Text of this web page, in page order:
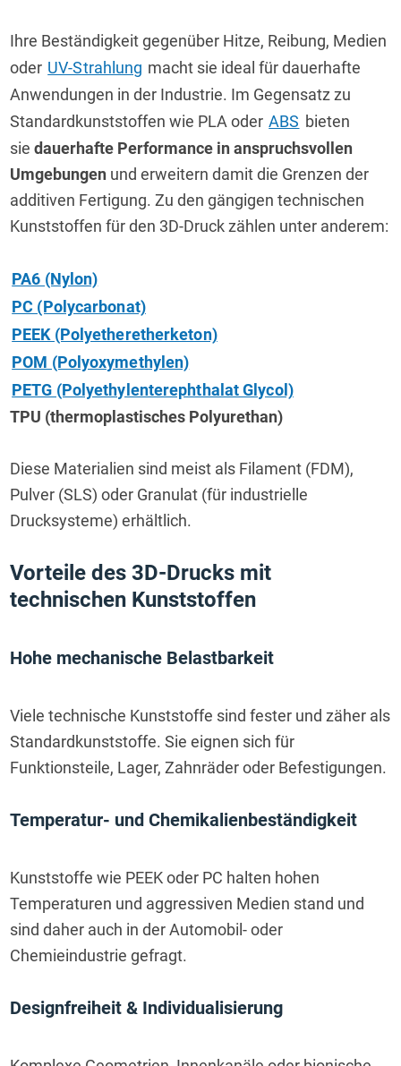
Ihre Beständigkeit gegenüber Hitze, Reibung, Medien
oder UV-Strahlung macht sie ideal für dauerhafte
Anwendungen in der Industrie. Im Gegensatz zu
Standardkunststoffen wie PLA oder ABS bieten
sie dauerhafte Performance in anspruchsvollen
Umgebungen und erweitern damit die Grenzen der
additiven Fertigung. Zu den gängigen technischen
Kunststoffen für den 3D-Druck zählen unter anderem:
PA6 (Nylon)
PC (Polycarbonat)
PEEK (Polyetheretherketon)
POM (Polyoxymethylen)
PETG (Polyethylenterephthalat Glycol)
TPU (thermoplastisches Polyurethan)
Diese Materialien sind meist als Filament (FDM),
Pulver (SLS) oder Granulat (für industrielle
Drucksysteme) erhältlich.
Vorteile des 3D-Drucks mit
technischen Kunststoffen
Hohe mechanische Belastbarkeit
Viele technische Kunststoffe sind fester und zäher als
Standardkunststoffe. Sie eignen sich für
Funktionsteile, Lager, Zahnräder oder Befestigungen.
Temperatur- und Chemikalienbeständigkeit
Kunststoffe wie PEEK oder PC halten hohen
Temperaturen und aggressiven Medien stand und
sind daher auch in der Automobil- oder
Chemieindustrie gefragt.
Designfreiheit & Individualisierung